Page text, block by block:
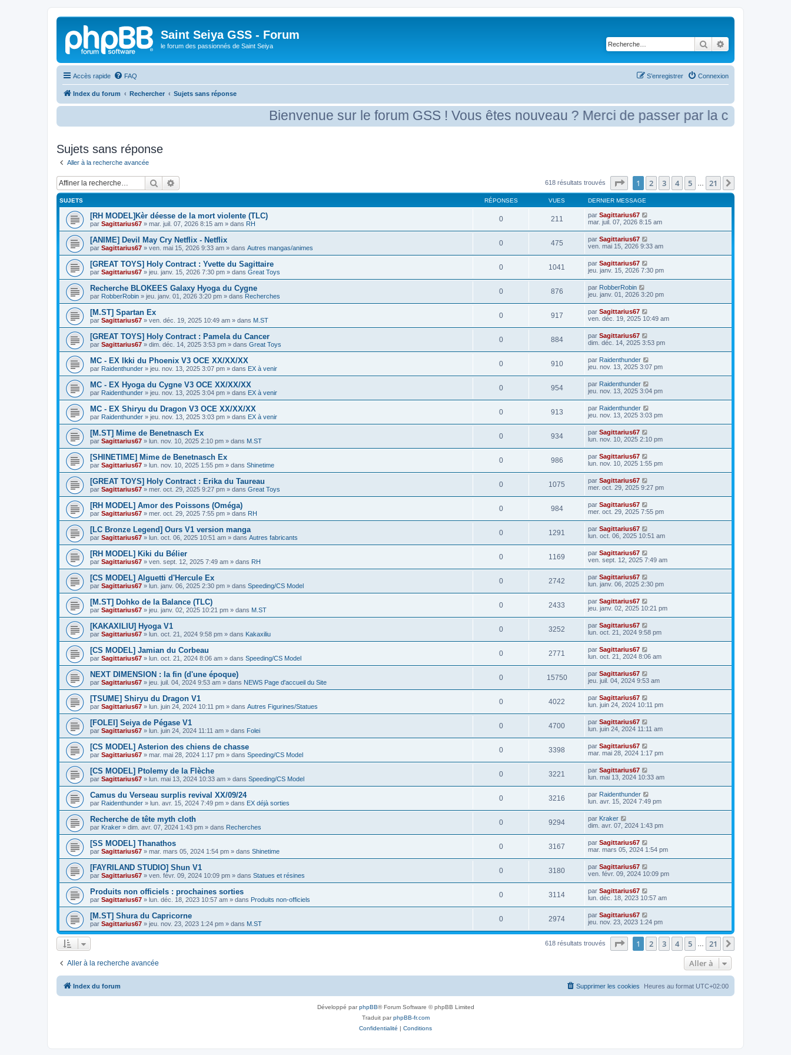
Saint Seiya GSS - Forum
le forum des passionnés de Saint Seiya Rechercher
Accès rapide FAQ Connexion
S’enregistrer
Index du forum Rechercher Sujets sans réponse
Bienvenue sur le forum GSS ! Vous êtes nouveau ? Merci de passer par la case
Sujets sans réponse
Aller à la recherche avancée
Rechercher 618 résultats trouvés Page sur21
1 2 3 4 5 21
SUJETS RÉPONSES VUES DERNIER MESSAGE
[RH MODEL]Kèr déesse de la mort violente (TLC)
par Sagittarius67 » mar. juil. 07, 2026 8:15 am » dans RH
0 211 par Sagittarius67
mar. juil. 07, 2026 8:15 am
[ANIME] Devil May Cry Netflix - Netflix
par Sagittarius67 » ven. mai 15, 2026 9:33 am » dans Autres mangas/animes
0 475 par Sagittarius67
ven. mai 15, 2026 9:33 am
[GREAT TOYS] Holy Contract : Yvette du Sagittaire
par Sagittarius67 » jeu. janv. 15, 2026 7:30 pm » dans Great Toys
0 1041 par Sagittarius67
jeu. janv. 15, 2026 7:30 pm
Recherche BLOKEES Galaxy Hyoga du Cygne
par RobberRobin » jeu. janv. 01, 2026 3:20 pm » dans Recherches
0 876 par RobberRobin
jeu. janv. 01, 2026 3:20 pm
[M.ST] Spartan Ex
par Sagittarius67 » ven. déc. 19, 2025 10:49 am » dans M.ST
0 917 par Sagittarius67
ven. déc. 19, 2025 10:49 am
[GREAT TOYS] Holy Contract : Pamela du Cancer
par Sagittarius67 » dim. déc. 14, 2025 3:53 pm » dans Great Toys
0 884 par Sagittarius67
dim. déc. 14, 2025 3:53 pm
MC - EX Ikki du Phoenix V3 OCE XX/XX/XX
par Raidenthunder » jeu. nov. 13, 2025 3:07 pm » dans EX à venir
0 910 par Raidenthunder
jeu. nov. 13, 2025 3:07 pm
MC - EX Hyoga du Cygne V3 OCE XX/XX/XX
par Raidenthunder » jeu. nov. 13, 2025 3:04 pm » dans EX à venir
0 954 par Raidenthunder
jeu. nov. 13, 2025 3:04 pm
MC - EX Shiryu du Dragon V3 OCE XX/XX/XX
par Raidenthunder » jeu. nov. 13, 2025 3:03 pm » dans EX à venir
0 913 par Raidenthunder
jeu. nov. 13, 2025 3:03 pm
[M.ST] Mime de Benetnasch Ex
par Sagittarius67 » lun. nov. 10, 2025 2:10 pm » dans M.ST
0 934 par Sagittarius67
lun. nov. 10, 2025 2:10 pm
[SHINETIME] Mime de Benetnasch Ex
par Sagittarius67 » lun. nov. 10, 2025 1:55 pm » dans Shinetime
0 986 par Sagittarius67
lun. nov. 10, 2025 1:55 pm
[GREAT TOYS] Holy Contract : Erika du Taureau
par Sagittarius67 » mer. oct. 29, 2025 9:27 pm » dans Great Toys
0 1075 par Sagittarius67
mer. oct. 29, 2025 9:27 pm
[RH MODEL] Amor des Poissons (Oméga)
par Sagittarius67 » mer. oct. 29, 2025 7:55 pm » dans RH
0 984 par Sagittarius67
mer. oct. 29, 2025 7:55 pm
[LC Bronze Legend] Ours V1 version manga
par Sagittarius67 » lun. oct. 06, 2025 10:51 am » dans Autres fabricants
0 1291 par Sagittarius67
lun. oct. 06, 2025 10:51 am
[RH MODEL] Kiki du Bélier
par Sagittarius67 » ven. sept. 12, 2025 7:49 am » dans RH
0 1169 par Sagittarius67
ven. sept. 12, 2025 7:49 am
[CS MODEL] Alguetti d'Hercule Ex
par Sagittarius67 » lun. janv. 06, 2025 2:30 pm » dans Speeding/CS Model
0 2742 par Sagittarius67
lun. janv. 06, 2025 2:30 pm
[M.ST] Dohko de la Balance (TLC)
par Sagittarius67 » jeu. janv. 02, 2025 10:21 pm » dans M.ST
0 2433 par Sagittarius67
jeu. janv. 02, 2025 10:21 pm
[KAKAXILIU] Hyoga V1
par Sagittarius67 » lun. oct. 21, 2024 9:58 pm » dans Kakaxiliu
0 3252 par Sagittarius67
lun. oct. 21, 2024 9:58 pm
[CS MODEL] Jamian du Corbeau
par Sagittarius67 » lun. oct. 21, 2024 8:06 am » dans Speeding/CS Model
0 2771 par Sagittarius67
lun. oct. 21, 2024 8:06 am
NEXT DIMENSION : la fin (d'une époque)
par Sagittarius67 » jeu. juil. 04, 2024 9:53 am » dans NEWS Page d'accueil du Site
0 15750 par Sagittarius67
jeu. juil. 04, 2024 9:53 am
[TSUME] Shiryu du Dragon V1
par Sagittarius67 » lun. juin 24, 2024 10:11 pm » dans Autres Figurines/Statues
0 4022 par Sagittarius67
lun. juin 24, 2024 10:11 pm
[FOLEI] Seiya de Pégase V1
par Sagittarius67 » lun. juin 24, 2024 11:11 am » dans Folei
0 4700 par Sagittarius67
lun. juin 24, 2024 11:11 am
[CS MODEL] Asterion des chiens de chasse
par Sagittarius67 » mar. mai 28, 2024 1:17 pm » dans Speeding/CS Model
0 3398 par Sagittarius67
mar. mai 28, 2024 1:17 pm
[CS MODEL] Ptolemy de la Flèche
par Sagittarius67 » lun. mai 13, 2024 10:33 am » dans Speeding/CS Model
0 3221 par Sagittarius67
lun. mai 13, 2024 10:33 am
Camus du Verseau surplis revival XX/09/24
par Raidenthunder » lun. avr. 15, 2024 7:49 pm » dans EX déjà sorties
0 3216 par Raidenthunder
lun. avr. 15, 2024 7:49 pm
Recherche de tête myth cloth
par Kraker » dim. avr. 07, 2024 1:43 pm » dans Recherches
0 9294 par Kraker
dim. avr. 07, 2024 1:43 pm
[SS MODEL] Thanathos
par Sagittarius67 » mar. mars 05, 2024 1:54 pm » dans Shinetime
0 3167 par Sagittarius67
mar. mars 05, 2024 1:54 pm
[FAYRILAND STUDIO] Shun V1
par Sagittarius67 » ven. févr. 09, 2024 10:09 pm » dans Statues et résines
0 3180 par Sagittarius67
ven. févr. 09, 2024 10:09 pm
Produits non officiels : prochaines sorties
par Sagittarius67 » lun. déc. 18, 2023 10:57 am » dans Produits non-officiels
0 3114 par Sagittarius67
lun. déc. 18, 2023 10:57 am
[M.ST] Shura du Capricorne
par Sagittarius67 » jeu. nov. 23, 2023 1:24 pm » dans M.ST
0 2974 par Sagittarius67
jeu. nov. 23, 2023 1:24 pm
618 résultats trouvés Page sur21
1 2 3 4 5 21
Aller à la recherche avancée Aller à
Index du forum Heures au format UTC+02:00
Supprimer les cookies
Développé parphpBB® Forum Software © phpBB Limited
Traduit parphpBB-fr.com
Confidentialité | Conditions